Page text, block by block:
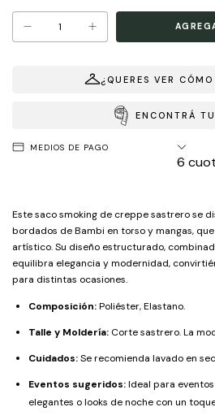
¿QUERES VER
ENCONTRÁ
MEDIOS DE PAGO
6
Este saco smoking de creppe sastrero se
bordados de Bambi en torso y mangas,
artístico. Su diseño estructurado,
equilibra elegancia y modernidad,
para distintas ocasiones.
Composición:Poliéster, Elastano.
Talle y Moldería: Corte sastrero. La
Cuidados:Se recomienda lavado en
Eventos sugeridos:Ideal para
elegantes o looks de noche con un